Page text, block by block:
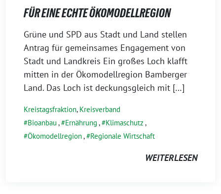
FÜR EINE ECHTE ÖKOMODELLREGION
8.
Mai
2024
Grüne und SPD aus Stadt und Land stellen
Antrag für gemeinsames Engagement von
Stadt und Landkreis Ein großes Loch klafft
mitten in der Ökomodellregion Bamberger
Land. Das Loch ist deckungsgleich mit […]
Kreistagsfraktion, Kreisverband
Bioanbau , Ernährung , Klimaschutz ,
Ökomodellregion, Regionale Wirtschaft
WEITERLESEN